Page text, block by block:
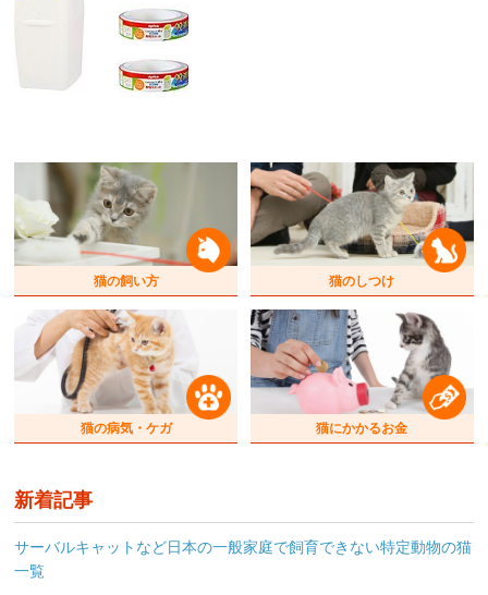
猫の飼い方 猫のしつけ
猫の病気・ケガ 猫にかかるお金
新着記事
サーバルキャットなど日本の一般家庭で飼育できない特定動物の猫
一覧